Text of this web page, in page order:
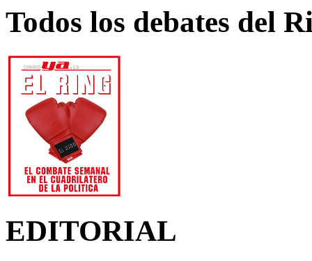
Todos los debates del
EDITORIAL